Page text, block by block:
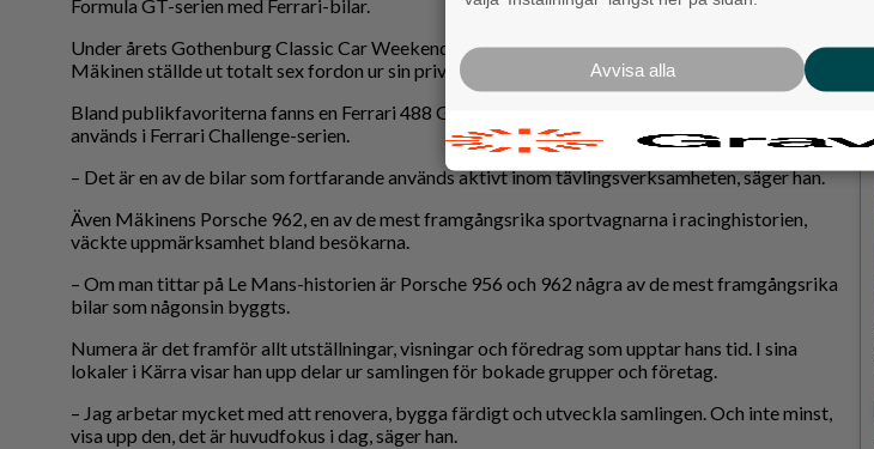
Formula GT-serien med Ferrari-bilar.
Under årets Gothenburg Classic Car Weekend var det dock bilsamlingen som stod i fokus.
Mäkinen ställde ut totalt sex fordon ur sin privata samling.
Bland publikfavoriterna fanns en Ferrari 488 GT3 från 2019, en modern tävlingsbil som
används i Ferrari Challenge-serien.
– Det är en av de bilar som fortfarande används aktivt inom tävlingsverksamheten, säger han.
Även Mäkinens Porsche 962, en av de mest framgångsrika sportvagnarna i racinghistorien,
väckte uppmärksamhet bland besökarna.
– Om man tittar på Le Mans-historien är Porsche 956 och 962 några av de mest framgångsrika
bilar som någonsin byggts.
Numera är det framför allt utställningar, visningar och föredrag som upptar hans tid. I sina
lokaler i Kärra visar han upp delar ur samlingen för bokade grupper och företag.
– Jag arbetar mycket med att renovera, bygga färdigt och utveckla samlingen. Och inte minst,
visa upp den, det är huvudfokus i dag, säger han.
Avvisa alla